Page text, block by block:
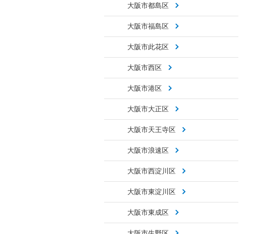
大阪市都島区
大阪市福島区
大阪市此花区
大阪市西区
大阪市港区
大阪市大正区
大阪市天王寺区
大阪市浪速区
大阪市西淀川区
大阪市東淀川区
大阪市東成区